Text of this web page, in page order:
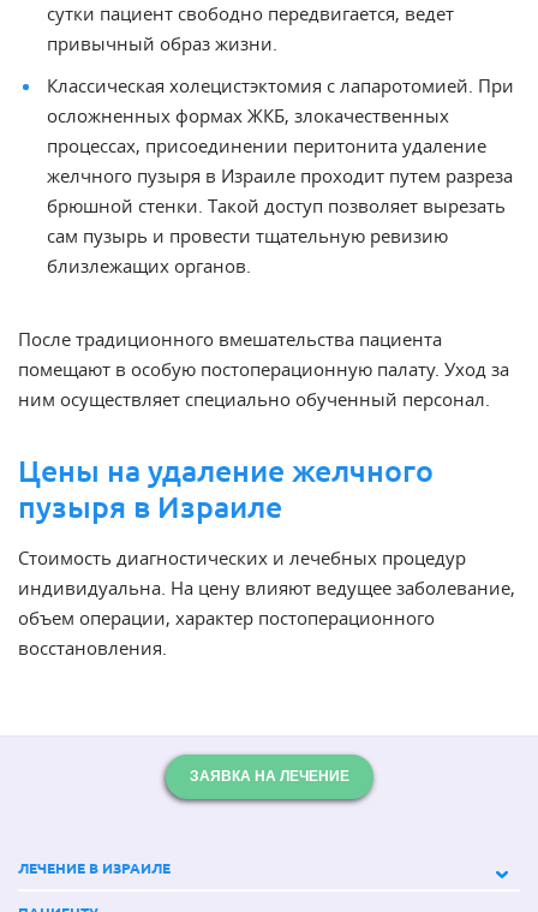
сутки пациент свободно передвигается, ведет
привычный образ жизни.
Классическая холецистэктомия с лапаротомией. При
осложненных формах ЖКБ, злокачественных
процессах, присоединении перитонита удаление
желчного пузыря в Израиле проходит путем разреза
брюшной стенки. Такой доступ позволяет вырезать
сам пузырь и провести тщательную ревизию
близлежащих органов.
После традиционного вмешательства пациента
помещают в особую постоперационную палату. Уход за
ним осуществляет специально обученный персонал.
Цены на удаление желчного
пузыря в Израиле
Стоимость диагностических и лечебных процедур
индивидуальна. На цену влияют ведущее заболевание,
объем операции, характер постоперационного
восстановления.
ЗАЯВКА НА ЛЕЧЕНИЕ
ЛЕЧЕНИЕ В ИЗРАИЛЕ